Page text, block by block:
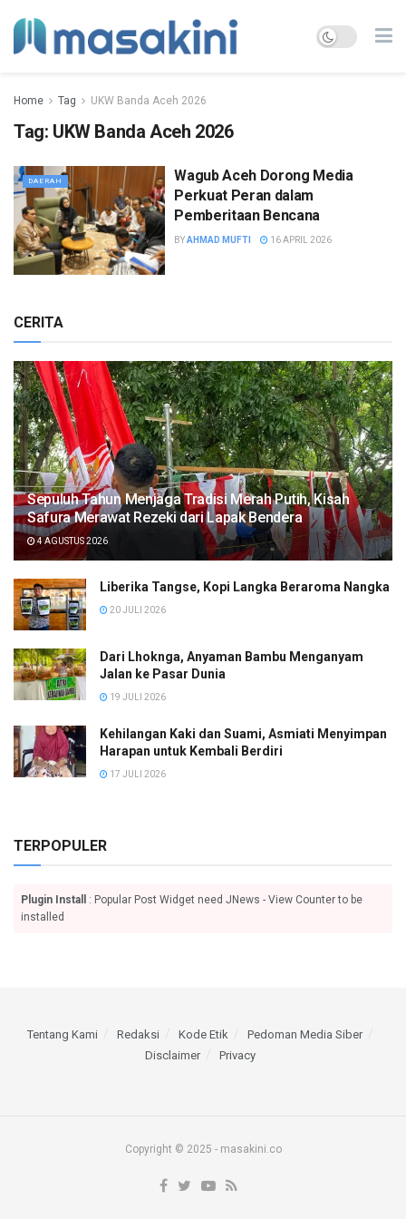
Home Tag UKW Banda Aceh 2026
Tag: UKW Banda Aceh 2026
DAERAH
Wagub Aceh Dorong Media
Perkuat Peran dalam
Pemberitaan Bencana
BYAHMAD MUFTI 16 APRIL 2026
CERITA
Sepuluh Tahun Menjaga Tradisi Merah Putih, Kisah
Safura Merawat Rezeki dari Lapak Bendera
4 AGUSTUS 2026
Liberika Tangse, Kopi Langka Beraroma Nangka
20 JULI 2026
Dari Lhoknga, Anyaman Bambu Menganyam
Jalan ke Pasar Dunia
19 JULI 2026
Kehilangan Kaki dan Suami, Asmiati Menyimpan
Harapan untuk Kembali Berdiri
17 JULI 2026
TERPOPULER
Plugin Install
: Popular Post Widget need JNews - View Counter to be
installed
Tentang Kami Redaksi Kode Etik
Pedoman Media Siber
Disclaimer
Privacy
Copyright © 2025 - masakini.co